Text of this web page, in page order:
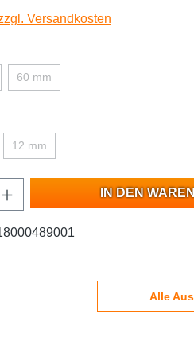
Versandkosten
60 mm
12 mm
IN DEN
Alle